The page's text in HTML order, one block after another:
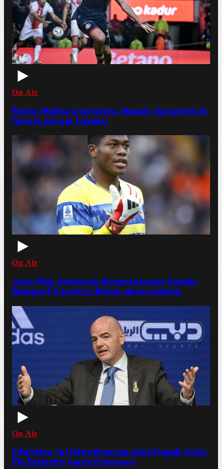
On Air
Roma, Molina si avvicina. Napoli, due giorni di
ferie in più per Lukaku
On Air
Juve-Psg, intreccio di mercato per Suzuki.
Newport Country-Roma, dove vederla
On Air
Infantino, la Uefa minaccia azioni legali. Inter,
Pio Esposito verso il rinnovo